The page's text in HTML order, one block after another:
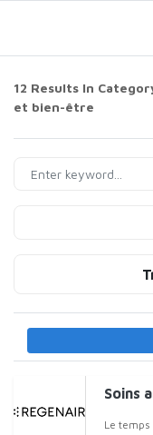
12 Results In
et bien-être
Soins
Le